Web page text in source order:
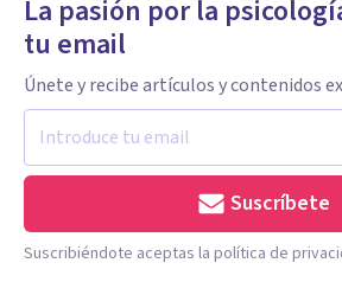
La pasión por la
tu email
Únete y recibe artículos y contenidos
Suscríbete
Suscribiéndote aceptas la política de